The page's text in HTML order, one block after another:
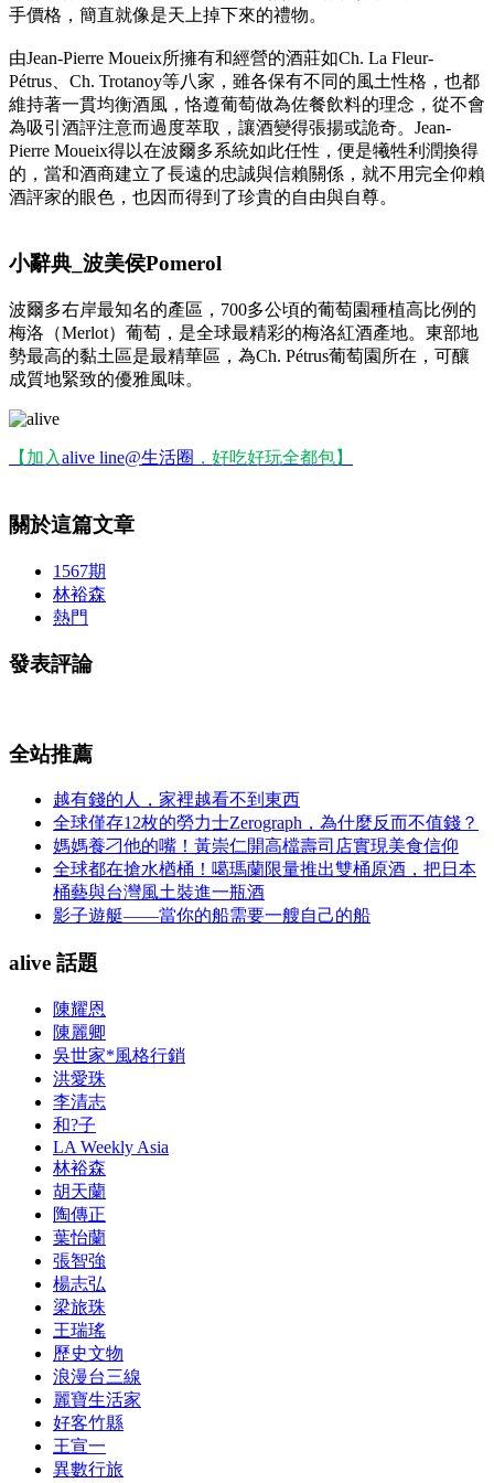
手價格，簡直就像是天上掉下來的禮物。
由Jean-Pierre Moueix所擁有和經營的酒莊如Ch. La Fleur-
Pétrus、Ch. Trotanoy等八家，雖各保有不同的風土性格，也都
維持著一貫均衡酒風，恪遵葡萄做為佐餐飲料的理念，從不會
為吸引酒評注意而過度萃取，讓酒變得張揚或詭奇。Jean-
Pierre Moueix得以在波爾多系統如此任性，便是犧牲利潤換得
的，當和酒商建立了長遠的忠誠與信賴關係，就不用完全仰賴
酒評家的眼色，也因而得到了珍貴的自由與自尊。
小辭典_波美侯Pomerol
波爾多右岸最知名的產區，700多公頃的葡萄園種植高比例的
梅洛（Merlot）葡萄，是全球最精彩的梅洛紅酒產地。東部地
勢最高的黏土區是最精華區，為Ch. Pétrus葡萄園所在，可釀
成質地緊致的優雅風味。
【加入alive line@生活圈 ，好吃好玩全都包】
關於這篇文章
1567期
林裕森
熱門
發表評論
全站推薦
越有錢的人，家裡越看不到東西
全球僅存12枚的勞力士Zerograph，為什麼反而不值錢？
媽媽養刁他的嘴！黃崇仁開高檔壽司店實現美食信仰
全球都在搶水楢桶！噶瑪蘭限量推出雙桶原酒，把日本
桶藝與台灣風土裝進一瓶酒
影子遊艇——當你的船需要一艘自己的船
alive 話題
陳耀恩
陳麗卿
吳世家*風格行銷
洪愛珠
李清志
和?子
LA Weekly Asia
林裕森
胡天蘭
陶傳正
葉怡蘭
張智強
楊志弘
梁旅珠
王瑞瑤
歷史文物
浪漫台三線
麗寶生活家
好客竹縣
王宣一
異數行旅